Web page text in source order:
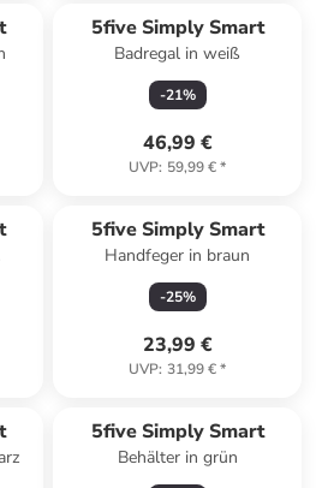
5five Simply Smart
Badregal in weiß
-21%
46,99 €
UVP: 59,99 €*
5five Simply Smart
Handfeger in braun
-25%
23,99 €
UVP: 31,99 €*
5five Simply Smart
Behälter in grün